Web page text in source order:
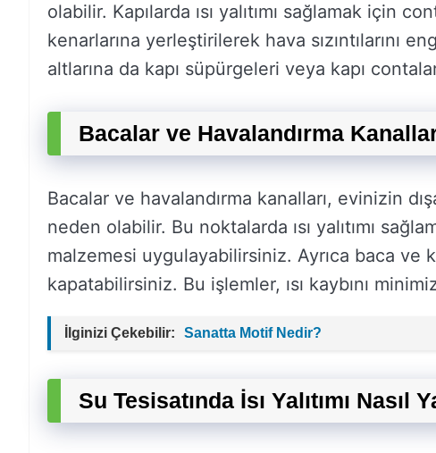
olabilir. Kapılarda ısı yalıtımı sağlamak için
kenarlarına yerleştirilerek hava sızıntılarını
altlarına da kapı süpürgeleri veya kapı
Bacalar ve Havalandırma
Bacalar ve havalandırma kanalları, evinizin
neden olabilir. Bu noktalarda ısı yalıtımı
malzemesi uygulayabilirsiniz. Ayrıca baca ve
kapatabilirsiniz. Bu işlemler, ısı kaybını
İlginizi Çekebilir: Sanatta Motif Nedir?
Su Tesisatında İsı Yalıtımı Nasıl